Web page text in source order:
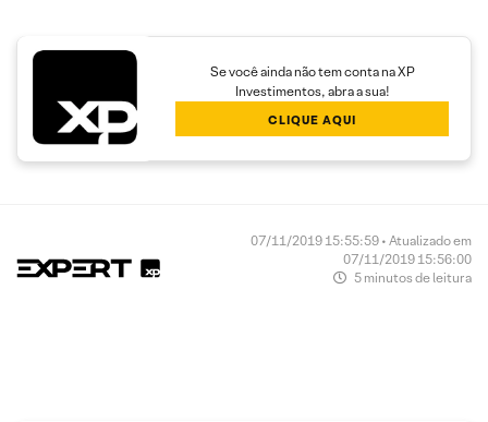
Se você ainda não tem conta na XP
Investimentos, abra a sua!
CLIQUE AQUI
07/11/2019 15:55:59 • Atualizado em
07/11/2019 15:56:00
5 minutos de leitura